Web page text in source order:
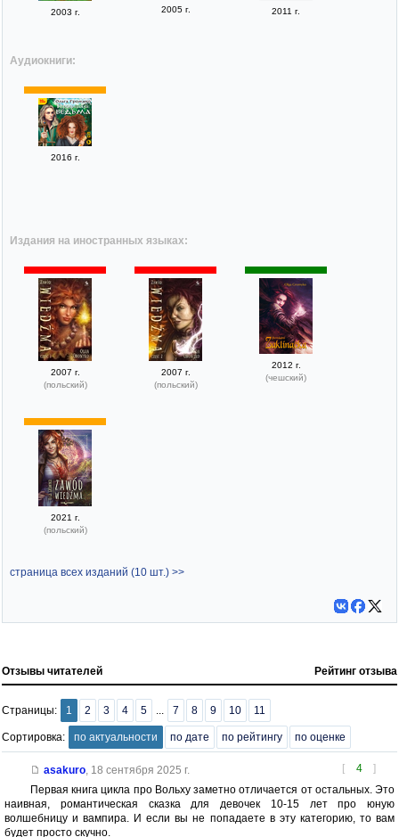
2003 г. 2005 г. 2011 г.
Аудиокниги:
2016 г.
Издания на иностранных языках:
2007 г.
(польский)
2007 г.
(польский)
2012 г.
(чешский)
2021 г.
(польский)
страница всех изданий (10 шт.) >>
Отзывы читателей Рейтинг отзыва
Страницы: 1 2 3 4 5 ... 7 8 9 10 11
Сортировка: по актуальности по дате по рейтингу по оценке
[ 4 ]
asakuro, 18 сентября 2025 г.
Первая книга цикла про Вольху заметно отличается от остальных. Это
наивная, романтическая сказка для девочек 10-15 лет про юную
волшебницу и вампира. И если вы не попадаете в эту категорию, то вам
будет просто скучно.